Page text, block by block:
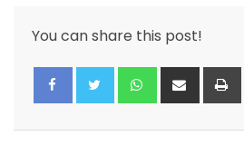
You can share this post!
Whatsapp
Share
via